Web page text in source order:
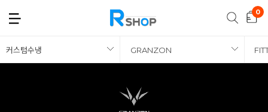
커스텀수냉 GRANZON